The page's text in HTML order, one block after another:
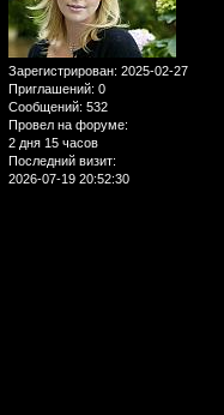
Зарегистрирован: 2025-02-27
Приглашений: 0
Сообщений: 532
Провел на форуме:
2 дня 15 часов
Последний визит:
2026-07-19 20:52:30